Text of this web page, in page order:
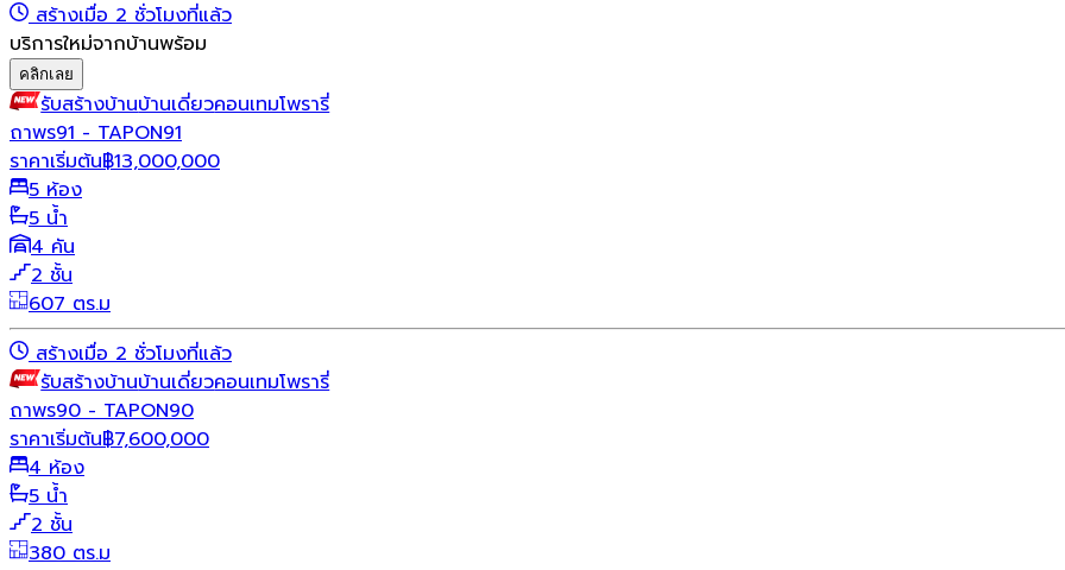
สร้างเมื่อ 2 ชั่วโมงที่แล้ว
บริการใหม่จากบ้านพร้อม
คลิกเลย
รับสร้างบ้านบ้านเดี่ยวคอนเทมโพรารี่
ถาพร91 - TAPON91
ราคาเริ่มต้น฿13,000,000
5 ห้อง
5 น้ำ
4 คัน
2 ชั้น
607 ตร.ม
สร้างเมื่อ 2 ชั่วโมงที่แล้ว
รับสร้างบ้านบ้านเดี่ยวคอนเทมโพรารี่
ถาพร90 - TAPON90
ราคาเริ่มต้น฿7,600,000
4 ห้อง
5 น้ำ
2 ชั้น
380 ตร.ม